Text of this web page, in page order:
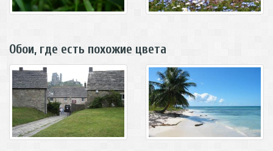
Обои, где есть похожие цвета